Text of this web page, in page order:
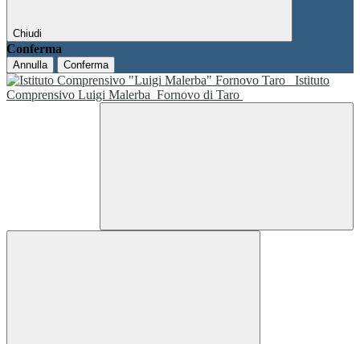
Chiudi
Conferma
Annulla Conferma
Istituto
Comprensivo Luigi Malerba Fornovo di Taro